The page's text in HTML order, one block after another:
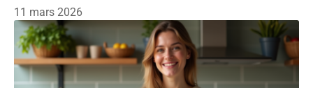
11 mars 2026